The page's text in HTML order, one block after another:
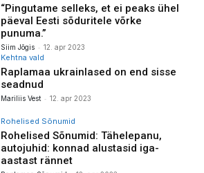
“Pingutame selleks, et ei peaks ühel
päeval Eesti sõduritele võrke
punuma.”
Siim Jõgis - 12. apr 2023
Kehtna vald
Raplamaa ukrainlased on end sisse
seadnud
Mariliis Vest - 12. apr 2023
Rohelised Sõnumid
Rohelised Sõnumid: Tähelepanu,
autojuhid: konnad alustasid iga-
aastast rännet